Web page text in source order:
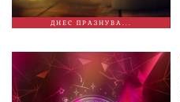
ДНЕС ПРАЗНУВА...